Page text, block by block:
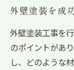
外壁塗装を成
外壁塗装工事を
のポイントがあ
し、どのような